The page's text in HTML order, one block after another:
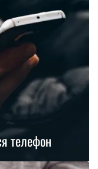
телефон